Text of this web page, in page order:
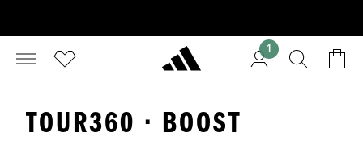
1
TOUR360 · BOOST